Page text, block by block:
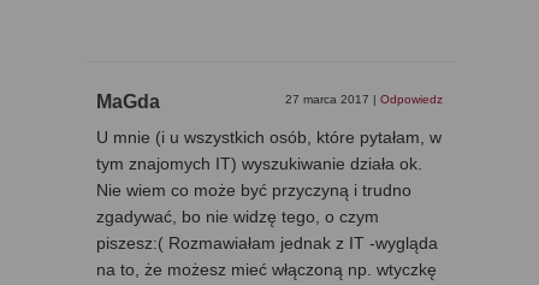
MaGda 27 marca 2017 | Odpowiedz
U mnie (i u wszystkich osób, które pytałam, w
tym znajomych IT) wyszukiwanie działa ok.
Nie wiem co może być przyczyną i trudno
zgadywać, bo nie widzę tego, o czym
piszesz:( Rozmawiałam jednak z IT -wygląda
na to, że możesz mieć włączoną np. wtyczkę